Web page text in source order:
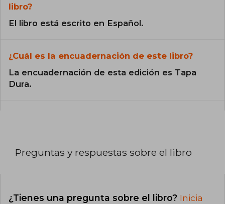
libro?
El libro está escrito en Español.
¿Cuál es la encuadernación de este libro?
La encuadernación de esta edición es Tapa
Dura.
Preguntas y respuestas sobre el libro
¿Tienes una pregunta sobre el libro? Inicia